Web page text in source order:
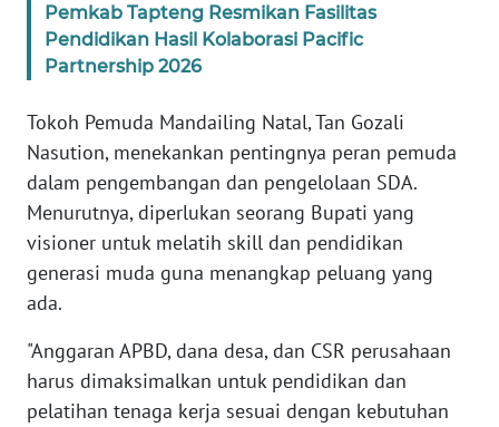
Pemkab Tapteng Resmikan Fasilitas
Pendidikan Hasil Kolaborasi Pacific
Partnership 2026
Tokoh Pemuda Mandailing Natal, Tan Gozali
Nasution, menekankan pentingnya peran pemuda
dalam pengembangan dan pengelolaan SDA.
Menurutnya, diperlukan seorang Bupati yang
visioner untuk melatih skill dan pendidikan
generasi muda guna menangkap peluang yang
ada.
"Anggaran APBD, dana desa, dan CSR perusahaan
harus dimaksimalkan untuk pendidikan dan
pelatihan tenaga kerja sesuai dengan kebutuhan
WN
NTB
WN
SULTENG
WN
SULBAR
WN
WN
SUMBAR